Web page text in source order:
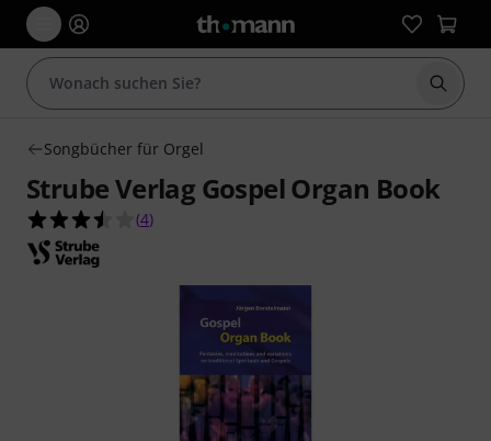
Suche
Songbücher für Orgel
Strube Verlag Gospel Organ Book
3.5 von 5 Sternen aus 4 Kundenbewertungen
(4)